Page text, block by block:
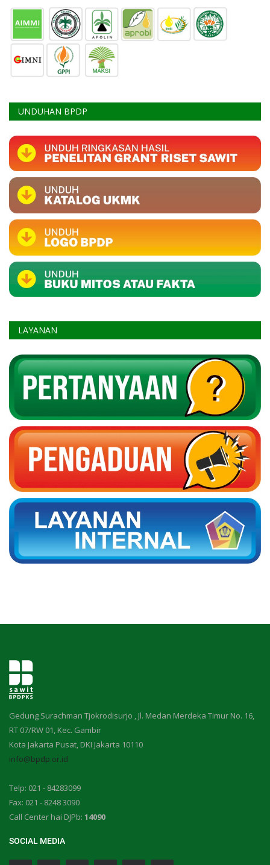
UNDUHAN BPDP
LAYANAN
Gedung Surachman Tjokrodisurjo , Jl. Medan Merdeka Timur No. 16,
RT 07/RW 01, Kec. Gambir
Kota Jakarta Pusat, DKI Jakarta 10110
info@bpdp.or.id
Telp: 021 - 84283099
Fax: 021 - 8248 3090
Call Center hai DJPb: 14090
SOCIAL MEDIA